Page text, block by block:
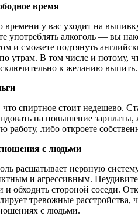
время
времени у вас уходит на
употреблять алкоголь — вы
и сможете подтянуть
утрам. В том числе и потому,
к желанию выпить.
что спиртное стоит недешево.
на повышение зарплаты,
работу, либо откроете
с людьми
расшатывает нервную
и агрессивным.
и обходить стороной соседи.
тревожные расстройства,
с людьми.